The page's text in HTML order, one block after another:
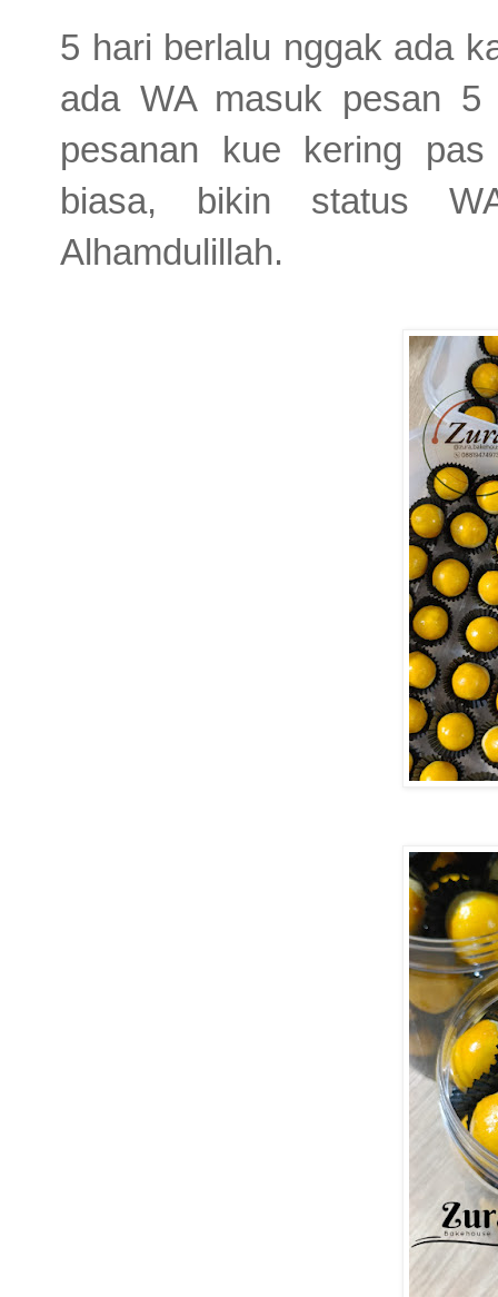
5 hari berlalu nggak ada
ada WA masuk pesan 5
pesanan kue kering
biasa, bikin status
Alhamdulillah.